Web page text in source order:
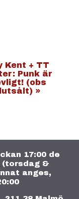
Kent + TT
Punk är
(obs
»
17:00 de
(torsdag &
anges,